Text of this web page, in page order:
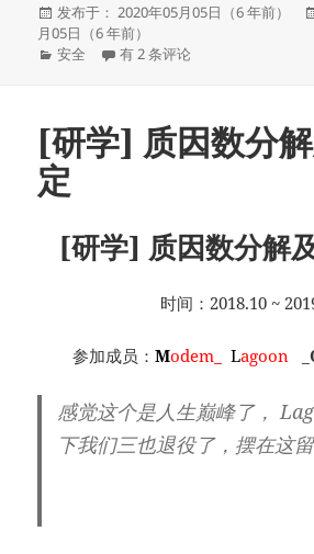
发
布
于
发布于： 2020年05月05日（6 年前）
月05日（6 年前）
分
安全 菜鸡首发 CTF || 部分 WriteUp
有 2 条评论
[研学] 质因数分
定
[研学] 质因数分解
时间：2018.10 ~
参加成员： Modem_ Lagoon
感觉这个是人生巅峰了，
下我们三也退役了，摆在这